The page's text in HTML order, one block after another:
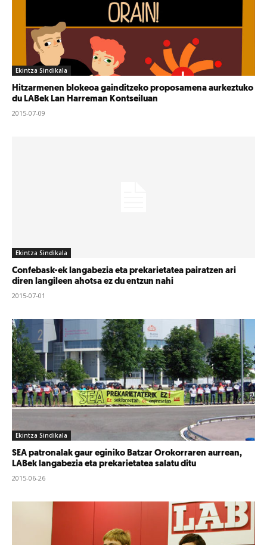
Ekintza Sindikala
Hitzarmenen blokeoa gainditzeko proposamena aurkeztuko
du LABek Lan Harreman Kontseiluan
2015-07-09
Ekintza Sindikala
Confebask-ek langabezia eta prekarietatea pairatzen ari
diren langileen ahotsa ez du entzun nahi
2015-07-01
Ekintza Sindikala
SEA patronalak gaur eginiko Batzar Orokorraren aurrean,
LABek langabezia eta prekarietatea salatu ditu
2015-06-26